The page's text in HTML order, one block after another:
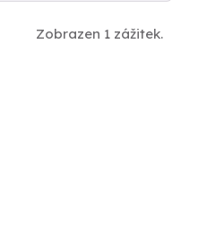
Zobrazen 1 zážitek.